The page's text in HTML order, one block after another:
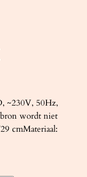
~230V, 50Hz,
wordt niet
cmMateriaal: